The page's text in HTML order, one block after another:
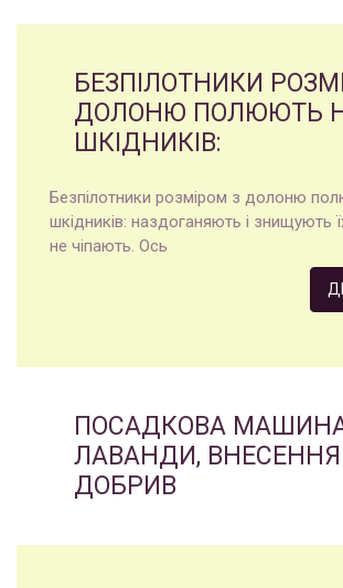
БЕЗПІЛОТНИКИ
ДОЛОНЮ ПОЛЮЮТЬ
ШКІДНИКІВ:
Безпілотники розміром з долоню
шкідників: наздоганяють і знищують
не чіпають. Ось
ПОСАДКОВА
ЛАВАНДИ, ВНЕСЕННЯ
ДОБРИВ